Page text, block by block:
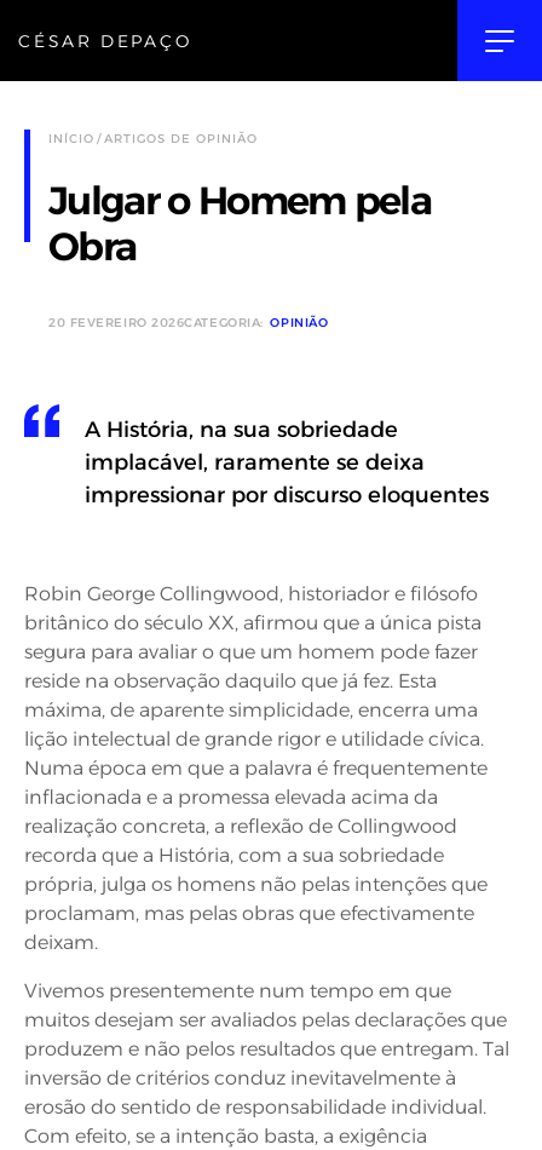
CÉSAR DEPAÇO
INÍCIO ARTIGOS DE OPINIÃO
Julgar o Homem pela
Obra
20 FEVEREIRO 2026CATEGORIA: OPINIÃO
A História, na sua sobriedade
implacável, raramente se deixa
impressionar por discurso eloquentes
Robin George Collingwood, historiador e filósofo
britânico do século XX, afirmou que a única pista
segura para avaliar o que um homem pode fazer
reside na observação daquilo que já fez. Esta
máxima, de aparente simplicidade, encerra uma
lição intelectual de grande rigor e utilidade cívica.
Numa época em que a palavra é frequentemente
inflacionada e a promessa elevada acima da
realização concreta, a reflexão de Collingwood
recorda que a História, com a sua sobriedade
própria, julga os homens não pelas intenções que
proclamam, mas pelas obras que efectivamente
deixam.
Vivemos presentemente num tempo em que
muitos desejam ser avaliados pelas declarações que
produzem e não pelos resultados que entregam. Tal
inversão de critérios conduz inevitavelmente à
erosão do sentido de responsabilidade individual.
Com efeito, se a intenção basta, a exigência